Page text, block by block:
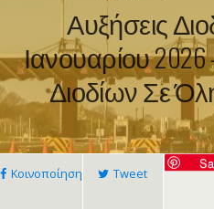
Αυξήσεις
Ιανουαρίου
Διοδίων Σε
Κοινοποίηση Tweet